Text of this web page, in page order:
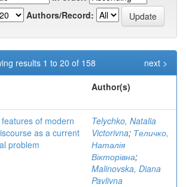
Authors/Record:
results 1 to 20 of 158
next >
Author(s)
of modern
as a current
problem
Telychko, Natalia
Victorivna; Теличко,
Наталія
Вікторівна;
Malinovska, Diana
Pavlivna